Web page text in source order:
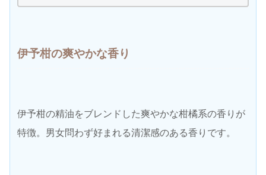
伊予柑の爽やかな香り
伊予柑の精油をブレンドした爽やかな柑橘系の香りが
特徴。男女問わず好まれる清潔感のある香りです。